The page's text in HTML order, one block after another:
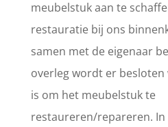
meubelstuk aan te
restauratie bij ons
samen met de eigenaar
overleg wordt er besloten
is om het meubelstuk te
restaureren/repareren.